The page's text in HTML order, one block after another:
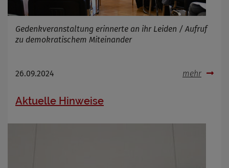
Gedenkveranstaltung erinnerte an ihr Leiden / Aufruf
zu demokratischem Miteinander
26.09.2024 mehr
Aktuelle Hinweise